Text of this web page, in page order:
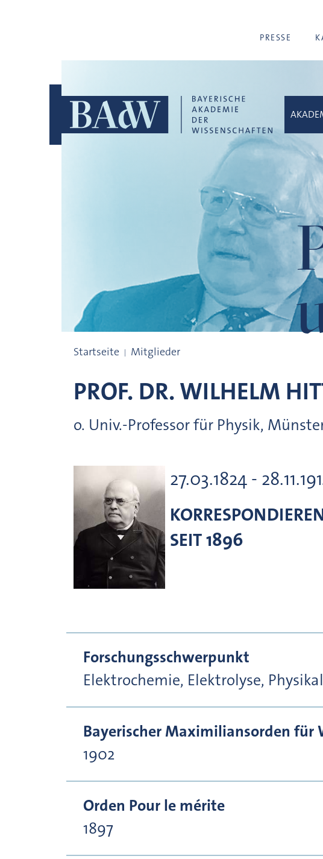
PRESSE
Startseite Mitglieder
PROF. DR.WILHELM
o. Univ.-Professor für Physik,
27.03.1824 -
SEIT 1896
Forschungsschwerpunkt
Elektrochemie, Elektrolyse,
Bayerischer Maximiliansorden für
1902
Orden Pour le mérite
1897